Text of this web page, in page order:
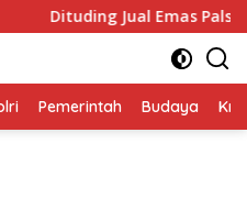
Palsu, Pemilik Toko
Pemerintah Budaya